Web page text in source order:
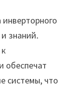
знаний․
обеспечат
системы, что